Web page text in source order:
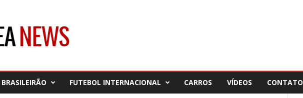
BRASILEIRÃO FUTEBOL INTERNACIONAL CARROS VÍDEOS CONTATO